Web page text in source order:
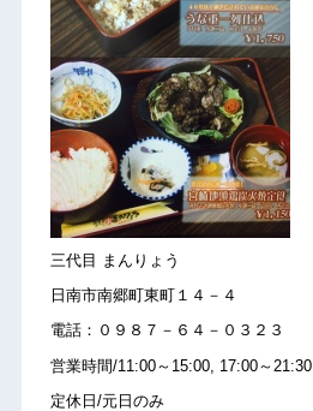
三代目 まんりょう
日南市南郷町東町１４－４
電話：０９８７－６４－０３２３
営業時間/11:00～15:00, 17:00～21:30
定休日/元日のみ